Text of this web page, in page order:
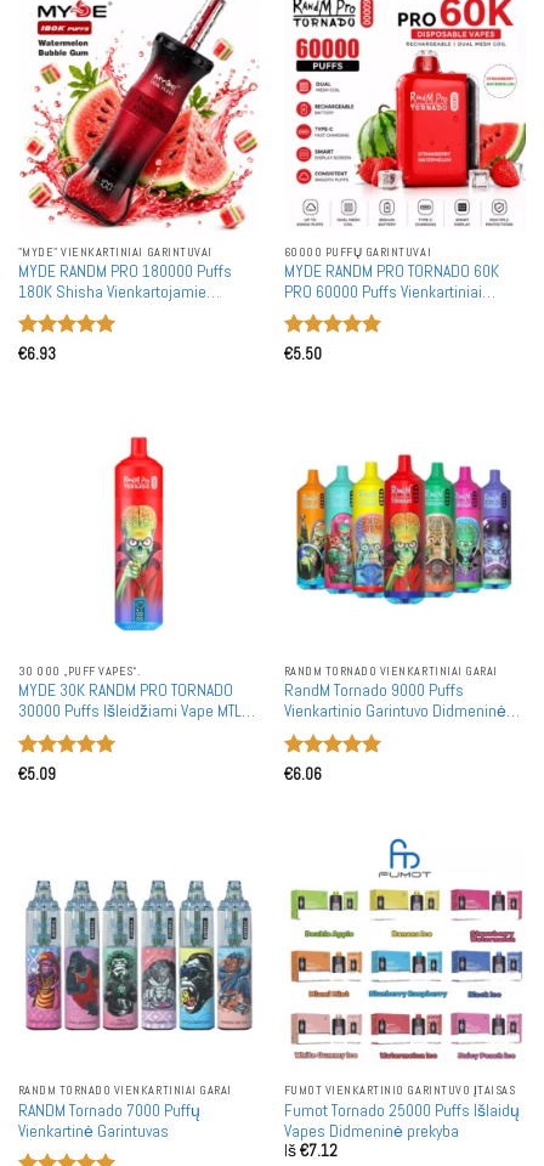
"MYDE" VIENKARTINIAI GARINTUVAI
MYDE RANDM PRO 180000 Puffs
180K Shisha Vienkartojamie
Garsozės Didmeninė Prekyba
Dideliu Kiekčiu Dual Mode DTL
Įvertinimas:
€6.93
60000 PUFFŲ GARINTUVAI
MYDE RANDM PRO TORNADO 60K
PRO 60000 Puffs Vienkartiniai
Garintuvai Premium Dual Mesh Coil
Didmeninė Prekyba
Įvertinimas:
€5.50
30 000 „PUFF VAPES“.
MYDE 30K RANDM PRO TORNADO
30000 Puffs Išleidžiami Vape MTL
Išmanusis LED Ekranas RGB
Švytėjimas Didmeninė Prekyba
Urminis Pirkimas
Įvertinimas:
€5.09
RANDM TORNADO VIENKARTINIAI GARAI
RandM Tornado 9000 Puffs
Vienkartinio Garintuvo Didmeninė
Prekyba
Įvertinimas:
€6.06
RANDM TORNADO VIENKARTINIAI GARAI
RANDM Tornado 7000 Puffų
Vienkartinė Garintuvas
FUMOT VIENKARTINIO GARINTUVO ĮTAISAS
Fumot Tornado 25000 Puffs Išlaidų
Vapes Didmeninė prekyba
Iš€7.12